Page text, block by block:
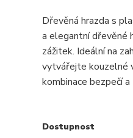
Dřevěná hrazda s
a elegantní dřevěné
zážitek. Ideální na
vytvářejte kouzelné
kombinace bezpečí a
Dostupnost